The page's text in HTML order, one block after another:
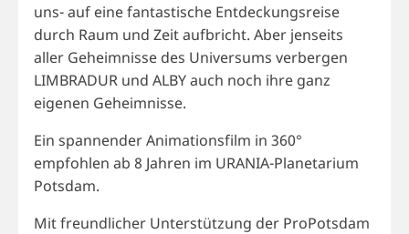
uns- auf eine fantastische Entdeckungsreise
durch Raum und Zeit aufbricht. Aber jenseits
aller Geheimnisse des Universums verbergen
LIMBRADUR und ALBY auch noch ihre ganz
eigenen Geheimnisse.
Ein spannender Animationsfilm in 360°
empfohlen ab 8 Jahren im URANIA-Planetarium
Potsdam.
Mit freundlicher Unterstützung der ProPotsdam